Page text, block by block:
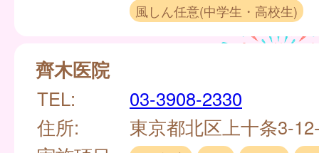
風しん任意(中学生・高校生)
齊木医院
TEL:
03-3908-2330
住所:
東京都北区上十条3-